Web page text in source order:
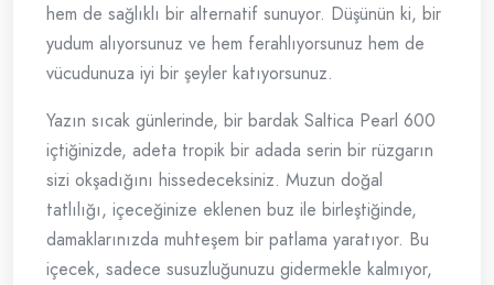
hem de sağlıklı bir alternatif sunuyor. Düşünün ki, bir
yudum alıyorsunuz ve hem ferahlıyorsunuz hem de
vücudunuza iyi bir şeyler katıyorsunuz.
Yazın sıcak günlerinde, bir bardak Saltica Pearl 600
içtiğinizde, adeta tropik bir adada serin bir rüzgarın
sizi okşadığını hissedeceksiniz. Muzun doğal
tatlılığı, içeceğinize eklenen buz ile birleştiğinde,
damaklarınızda muhteşem bir patlama yaratıyor. Bu
içecek, sadece susuzluğunuzu gidermekle kalmıyor,